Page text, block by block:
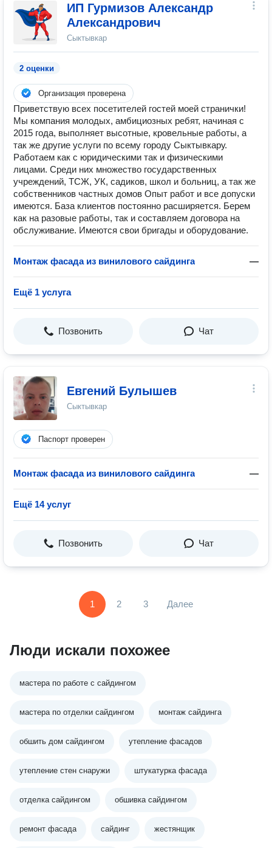
ИП Гурмизов Александр
Александрович
Сыктывкар
2 оценки
Организация проверена
Приветствую всех посетителей гостей моей странички!
Мы компания молодых, амбициозных ребят, начиная с
2015 года, выполняет высотные, кровельные работы, а
так же другие услуги по всему городу Сыктывкару.
Работаем как с юридическими так и физическими
лицами. Среди них множество государственных
учреждений, ТСЖ, УК, садиков, школ и больниц, а так же
собственников частных домов Опыт работ и все допуски
имеются. База клиентов постоянно расширяется. Берем
как на разовые работы, так и составляем договора на
обслуживание. Имеются свои бригады и оборудование.
Монтаж фасада из винилового сайдинга —
Ещё 1 услуга
Позвонить Чат
Евгений Булышев
Сыктывкар
Паспорт проверен
Монтаж фасада из винилового сайдинга —
Ещё 14 услуг
Позвонить Чат
1 2 3 Далее
Люди искали похожее
мастера по работе с сайдингом
мастера по отделки сайдингом монтаж сайдинга
обшить дом сайдингом утепление фасадов
утепление стен снаружи штукатурка фасада
отделка сайдингом обшивка сайдингом
ремонт фасада сайдинг жестянщик